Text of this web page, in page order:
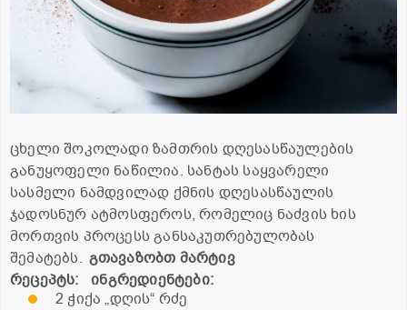
ცხელი შოკოლადი ზამთრის დღესასწაულების
განუყოფელი ნაწილია. სანტას საყვარელი
სასმელი ნამდვილად ქმნის დღესასწაულის
ჯადოსნურ ატმოსფეროს, რომელიც ნაძვის ხის
მორთვის პროცესს განსაკუთრებულობას
შემატებს. გთავაზობთ მარტივ
რეცეპტს:
ინგრედიენტები:
2 ჭიქა „დღის“ რძე